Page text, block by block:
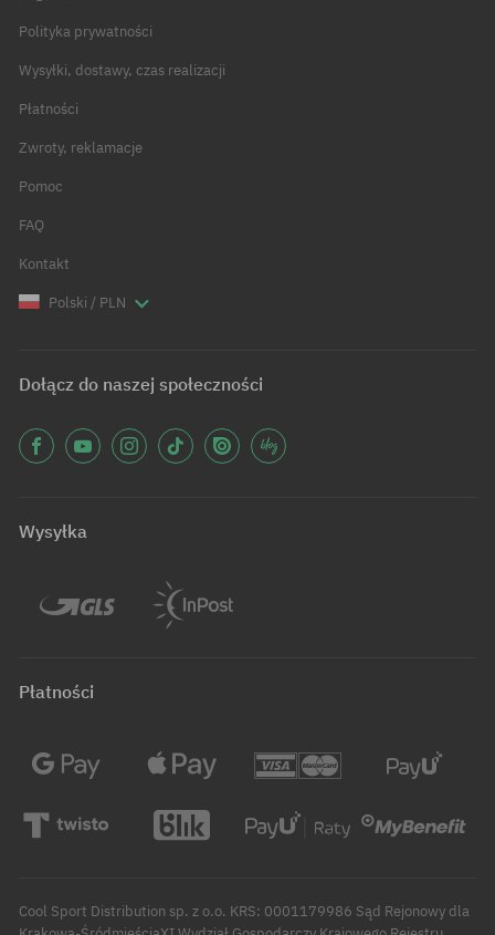
Polityka prywatności
Wysyłki, dostawy, czas realizacji
Płatności
Zwroty, reklamacje
Pomoc
FAQ
Kontakt
Polski / PLN
Dołącz do naszej społeczności
Wysyłka
Płatności
Cool Sport Distribution sp. z o.o. KRS: 0001179986 Sąd Rejonowy dla